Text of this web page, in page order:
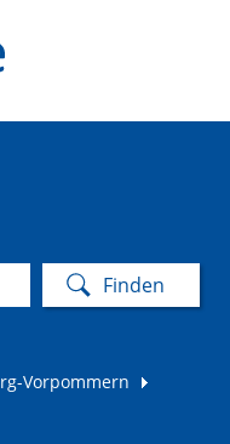
Vorpommern